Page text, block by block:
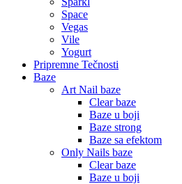
Space
Vegas
Vile
Yogurt
Pripremne Tečnosti
Baze
Art Nail baze
Clear baze
Baze u boji
Baze strong
Baze sa efektom
Only Nails baze
Clear baze
Baze u boji